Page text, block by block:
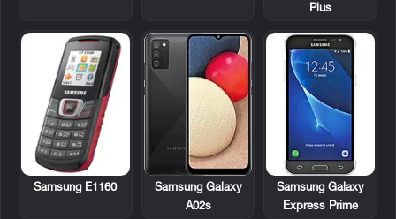
Plus
Samsung Galaxy
Express Prime
Samsung Galaxy
A02s
Samsung E1160